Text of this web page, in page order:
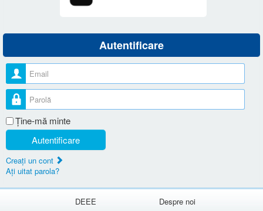
Autentificare
Nume utilizator
Parolă
Ţine-mă minte
Autentificare
Creaţi un cont
Aţi uitat parola?
DEEE Despre noi